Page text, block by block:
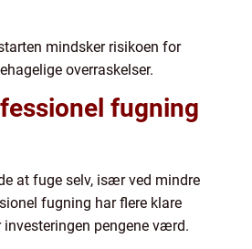
mindsker risikoen for
overraskelser.
fugning
at fuge selv, især ved mindre
fugning har flere klare
pengene værd.